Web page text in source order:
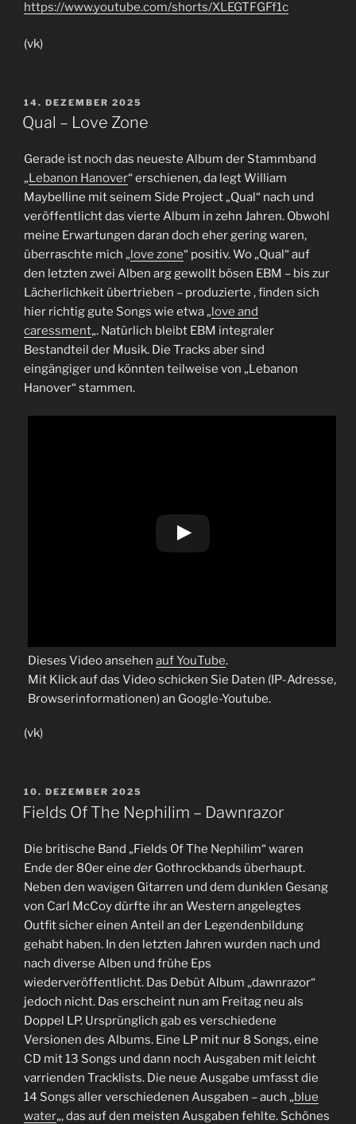
https://www.youtube.com/shorts/XLEGTFGFf1c
(vk)
VERÖFFENTLICHT
AM
14. DEZEMBER 2025
Qual – Love Zone
Gerade ist noch das neueste Album der Stammband
„Lebanon Hanover“ erschienen, da legt William
Maybelline mit seinem Side Project „Qual“ nach und
veröffentlicht das vierte Album in zehn Jahren. Obwohl
meine Erwartungen daran doch eher gering waren,
überraschte mich „love zone“ positiv. Wo „Qual“ auf
den letzten zwei Alben arg gewollt bösen EBM – bis zur
Lächerlichkeit übertrieben – produzierte , finden sich
hier richtig gute Songs wie etwa „love and
caressment„. Natürlich bleibt EBM integraler
Bestandteil der Musik. Die Tracks aber sind
eingängiger und könnten teilweise von „Lebanon
Hanover“ stammen.
Dieses Video ansehen auf YouTube.
Mit Klick auf das Video schicken Sie Daten (IP-Adresse,
Browserinformationen) an Google-Youtube.
(vk)
VERÖFFENTLICHT
AM
10. DEZEMBER 2025
Fields Of The Nephilim – Dawnrazor
Die britische Band „Fields Of The Nephilim“ waren
Ende der 80er eine der Gothrockbands überhaupt.
Neben den wavigen Gitarren und dem dunklen Gesang
von Carl McCoy dürfte ihr an Western angelegtes
Outfit sicher einen Anteil an der Legendenbildung
gehabt haben. In den letzten Jahren wurden nach und
nach diverse Alben und frühe Eps
wiederveröffentlicht. Das Debüt Album „dawnrazor“
jedoch nicht. Das erscheint nun am Freitag neu als
Doppel LP. Ursprünglich gab es verschiedene
Versionen des Albums. Eine LP mit nur 8 Songs, eine
CD mit 13 Songs und dann noch Ausgaben mit leicht
varrienden Tracklists. Die neue Ausgabe umfasst die
14 Songs aller verschiedenen Ausgaben – auch „blue
water„, das auf den meisten Ausgaben fehlte. Schönes